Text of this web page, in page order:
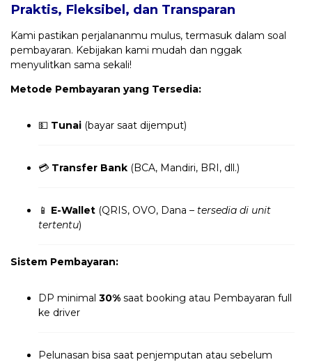
Praktis, Fleksibel, dan Transparan
Kami pastikan perjalananmu mulus, termasuk dalam soal
pembayaran. Kebijakan kami mudah dan nggak
menyulitkan sama sekali!
Metode Pembayaran yang Tersedia:
💵 Tunai (bayar saat dijemput)
💳 Transfer Bank (BCA, Mandiri, BRI, dll.)
📱 E-Wallet (QRIS, OVO, Dana – tersedia di unit
tertentu)
Sistem Pembayaran:
DP minimal 30% saat booking atau Pembayaran full
ke driver
Pelunasan bisa saat penjemputan atau sebelum